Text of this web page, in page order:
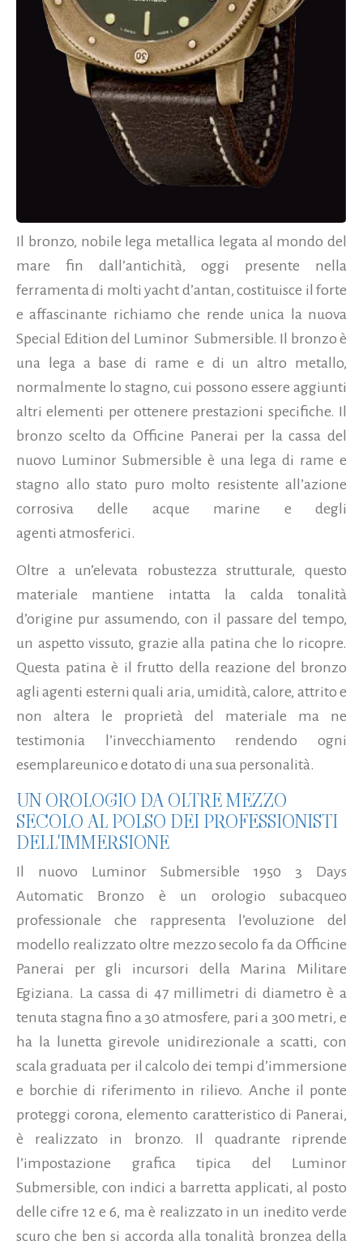
Il bronzo, nobile lega metallica legata al mondo del
mare fin dall’antichità, oggi presente nella
ferramenta di molti yacht d’antan, costituisce il forte
e affascinante richiamo che rende unica la nuova
Special Edition del Luminor Submersible. Il bronzo è
una lega a base di rame e di un altro metallo,
normalmente lo stagno, cui possono essere aggiunti
altri elementi per ottenere prestazioni specifiche. Il
bronzo scelto da Officine Panerai per la cassa del
nuovo Luminor Submersible è una lega di rame e
stagno allo stato puro molto resistente all’azione
corrosiva delle acque marine e degli
agenti atmosferici.
Oltre a un’elevata robustezza strutturale, questo
materiale mantiene intatta la calda tonalità
d’origine pur assumendo, con il passare del tempo,
un aspetto vissuto, grazie alla patina che lo ricopre.
Questa patina è il frutto della reazione del bronzo
agli agenti esterni quali aria, umidità, calore, attrito e
non altera le proprietà del materiale ma ne
testimonia l’invecchiamento rendendo ogni
esemplareunico e dotato di una sua personalità.
UN OROLOGIO DA OLTRE MEZZO
SECOLO AL POLSO DEI PROFESSIONISTI
DELL'IMMERSIONE
Il nuovo Luminor Submersible 1950 3 Days
Automatic Bronzo è un orologio subacqueo
professionale che rappresenta l’evoluzione del
modello realizzato oltre mezzo secolo fa da Officine
Panerai per gli incursori della Marina Militare
Egiziana. La cassa di 47 millimetri di diametro è a
tenuta stagna fino a 30 atmosfere, pari a 300 metri, e
ha la lunetta girevole unidirezionale a scatti, con
scala graduata per il calcolo dei tempi d’immersione
e borchie di riferimento in rilievo. Anche il ponte
proteggi corona, elemento caratteristico di Panerai,
è realizzato in bronzo. Il quadrante riprende
l’impostazione grafica tipica del Luminor
Submersible, con indici a barretta applicati, al posto
delle cifre 12 e 6, ma è realizzato in un inedito verde
scuro che ben si accorda alla tonalità bronzea della